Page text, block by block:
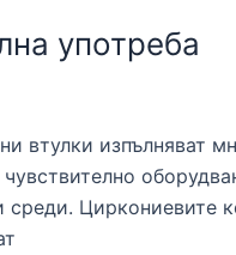
употреба
втулки изпълняват
среди. Циркониевите